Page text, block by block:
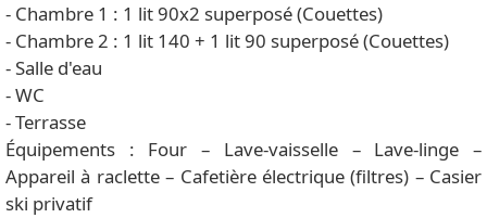
- Chambre 1 : 1 lit 90x2 superposé (Couettes)
- Chambre 2 : 1 lit 140 + 1 lit 90 superposé (Couettes)
- Salle d'eau
- WC
- Terrasse
Équipements : Four – Lave-vaisselle – Lave-linge –
Appareil à raclette – Cafetière électrique (filtres) – Casier
ski privatif